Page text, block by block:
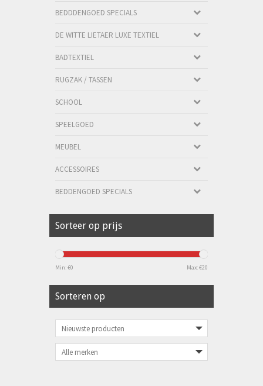
BEDDDENGOED SPECIALS
DE WITTE LIETAER LUXE TEXTIEL
BADTEXTIEL
RUGZAK / TASSEN
SCHOOL
SPEELGOED
MEUBEL
ACCESSOIRES
BEDDENGOED SPECIALS
Sorteer op prijs
Min: €0 Max: €20
Sorteren op